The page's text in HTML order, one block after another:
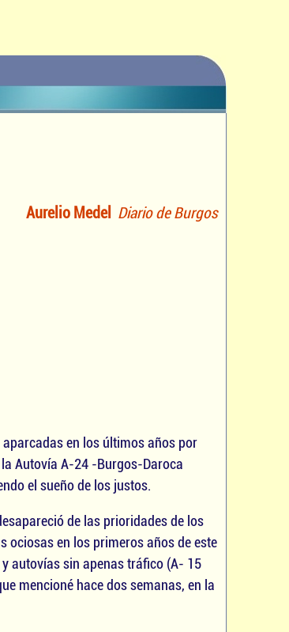
Aurelio Medel Diario de Burgos
en los últimos años por
Autovía A-24 -Burgos-Daroca
el sueño de los justos.
de las prioridades de los
ociosas en los primeros años de este
autovías sin apenas tráfico (A- 15
mencioné hace dos semanas, en la